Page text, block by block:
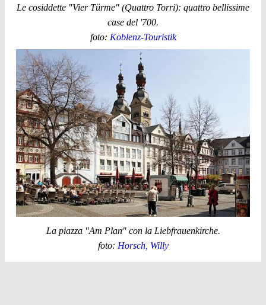
Le cosiddette "Vier Türme" (Quattro Torri): quattro bellissime
case del '700.
foto: Koblenz-Touristik
La piazza "Am Plan" con la Liebfrauenkirche.
foto: Horsch, Willy